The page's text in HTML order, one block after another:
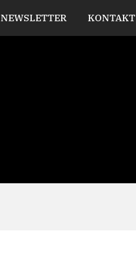
NEWSLETTER KONTAKT